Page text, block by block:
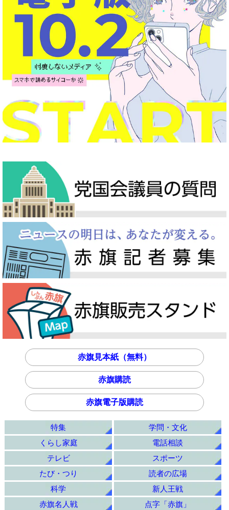
赤旗見本紙（無料）
赤旗購読
赤旗電子版購読
特集
学問・文化
くらし家庭
電話相談
テレビ
スポーツ
たび・つり
読者の広場
科学
新人王戦
赤旗名人戦
点字「赤旗」